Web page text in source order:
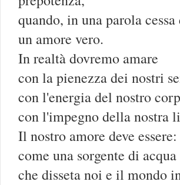
quando, in una parola cessa
un amore vero.
In realtà dovremo amare
con la pienezza dei nostri
con l'energia del nostro
con l'impegno della nostra
Il nostro amore deve essere:
come una sorgente di
che disseta noi e il mondo